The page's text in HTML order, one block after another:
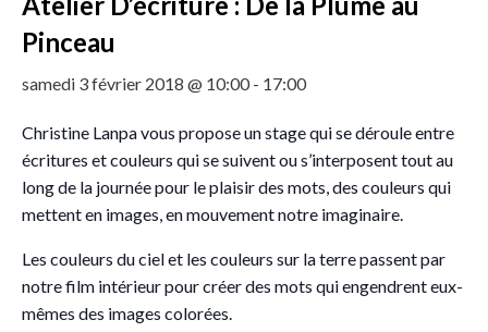
Pinceau
samedi 3 février 2018 @ 10:00- 17:00
Christine Lanpa vous propose un stage qui se déroule entre
écritures et couleurs qui se suivent ou s’interposent tout au
long de la journée pour le plaisir des mots, des couleurs qui
mettent en images, en mouvement notre imaginaire.
Les couleurs du ciel et les couleurs sur la terre passent par
notre film intérieur pour créer des mots qui engendrent eux-
mêmes des images colorées.